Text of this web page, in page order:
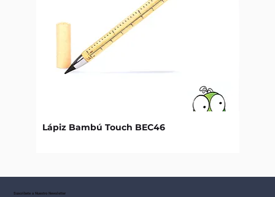
Lápiz Bambú Touch BEC46
Suscribete a Nuestro Newsletter